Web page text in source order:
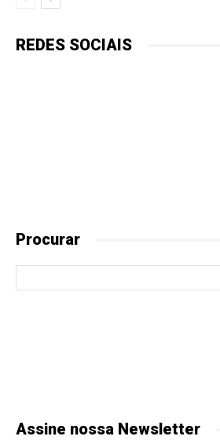
REDES SOCIAIS
Procurar
Assine nossa Newsletter